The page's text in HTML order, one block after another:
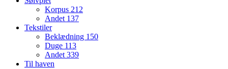
Korpus 212
Andet 137
Tekstiler
Beklædning 150
Duge 113
Andet339
Til haven